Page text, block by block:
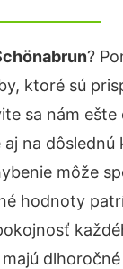
?
ktoré sú
sa nám
na
môže
hodnoty